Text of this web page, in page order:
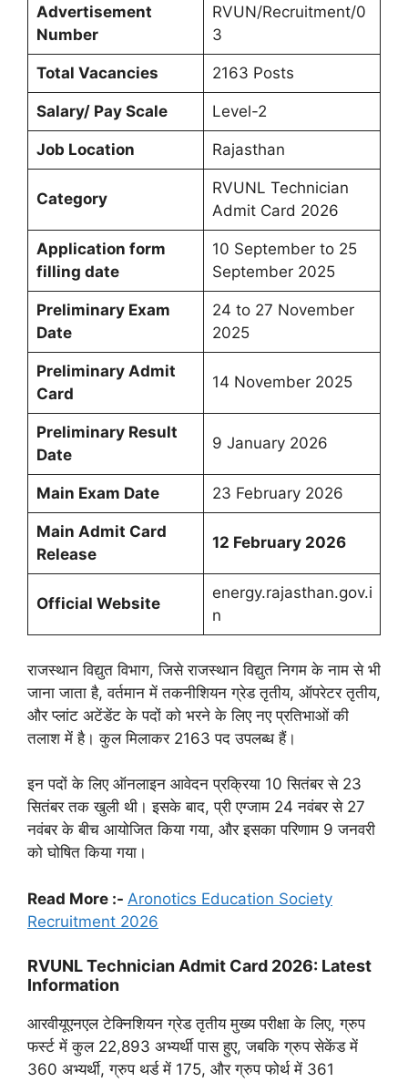
Advertisement
Number
RVUN/Recruitment/0
3
Total Vacancies 2163 Posts
Salary/ Pay Scale Level-2
Job Location Rajasthan
Category
RVUNL Technician
Admit Card 2026
Application form
filling date
10 September to 25
September 2025
Preliminary Exam
Date
24 to 27 November
2025
Preliminary Admit
Card
14 November 2025
Preliminary Result
Date
9 January 2026
Main Exam Date 23 February 2026
Main Admit Card
Release
12 February 2026
Official Website
energy.rajasthan.gov.i
n
राजस्थान विद्युत विभाग, जिसे राजस्थान विद्युत निगम के नाम से भी
जाना जाता है, वर्तमान में तकनीशियन ग्रेड तृतीय, ऑपरेटर तृतीय,
और प्लांट अटेंडेंट के पदों को भरने के लिए नए प्रतिभाओं की
तलाश में है। कुल मिलाकर 2163 पद उपलब्ध हैं।
इन पदों के लिए ऑनलाइन आवेदन प्रक्रिया 10 सितंबर से 23
सितंबर तक खुली थी। इसके बाद, प्री एग्जाम 24 नवंबर से 27
नवंबर के बीच आयोजित किया गया, और इसका परिणाम 9 जनवरी
को घोषित किया गया।
Read More :- Aronotics Education Society
Recruitment 2026
RVUNL Technician Admit Card 2026: Latest
Information
आरवीयूएनएल टेक्निशियन ग्रेड तृतीय मुख्य परीक्षा के लिए, ग्रुप
फर्स्ट में कुल 22,893 अभ्यर्थी पास हुए, जबकि ग्रुप सेकेंड में
360 अभ्यर्थी, ग्रुप थर्ड में 175, और ग्रुप फोर्थ में 361